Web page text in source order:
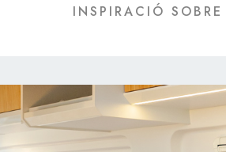
INSPIRACIÓ SOBRE